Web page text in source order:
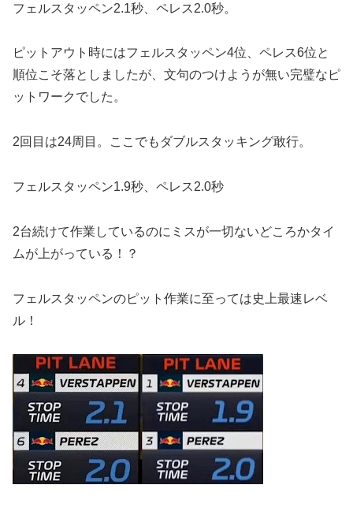
フェルスタッペン2.1秒、ペレス2.0秒。
ピットアウト時にはフェルスタッペン4位、ペレス6位と
順位こそ落としましたが、文句のつけようが無い完璧なピ
ットワークでした。
2回目は24周目。ここでもダブルスタッキング敢行。
フェルスタッペン1.9秒、ペレス2.0秒
2台続けて作業しているのにミスが一切ないどころかタイ
ムが上がっている！？
フェルスタッペンのピット作業に至っては史上最速レベ
ル！